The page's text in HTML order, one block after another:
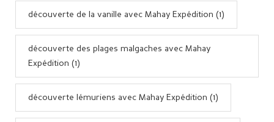
découverte de la vanille avec Mahay Expédition (1)
découverte des plages malgaches avec Mahay
Expédition (1)
découverte lémuriens avec Mahay Expédition (1)